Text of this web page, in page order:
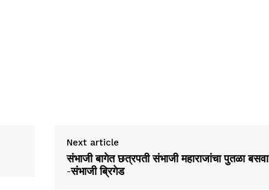
Next article
संभाजी बागेत छत्रपती संभाजी महाराजांचा पुतळा बसवा
-संभाजी ब्रिगेड